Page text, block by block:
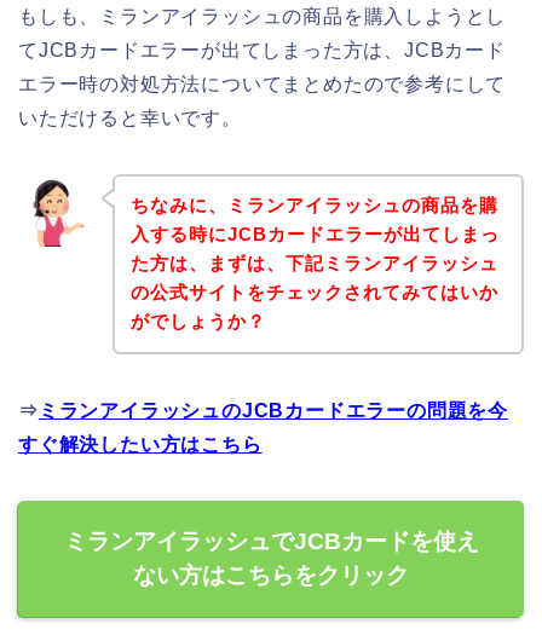
もしも、ミランアイラッシュの商品を購入しようとし
てJCBカードエラーが出てしまった方は、JCBカード
エラー時の対処方法についてまとめたので参考にして
いただけると幸いです。
ちなみに、ミランアイラッシュの商品を購
入する時にJCBカードエラーが出てしまっ
た方は、まずは、下記ミランアイラッシュ
の公式サイトをチェックされてみてはいか
がでしょうか？
⇒ ミランアイラッシュのJCBカードエラーの問題を今
すぐ解決したい方はこちら
ミランアイラッシュでJCBカードを使え
ない方はこちらをクリック